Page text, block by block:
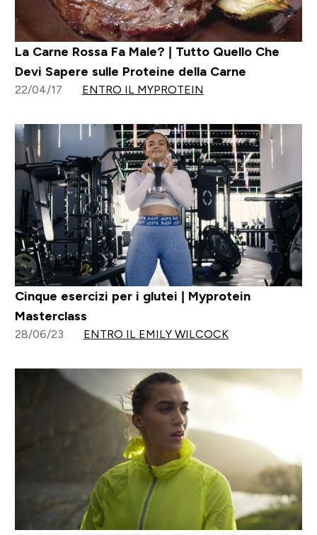
La Carne Rossa Fa Male? | Tutto Quello Che
Devi Sapere sulle Proteine della Carne
22/04/17 ENTRO IL MYPROTEIN
Cinque esercizi per i glutei | Myprotein
Masterclass
28/06/23 ENTRO IL EMILY WILCOCK